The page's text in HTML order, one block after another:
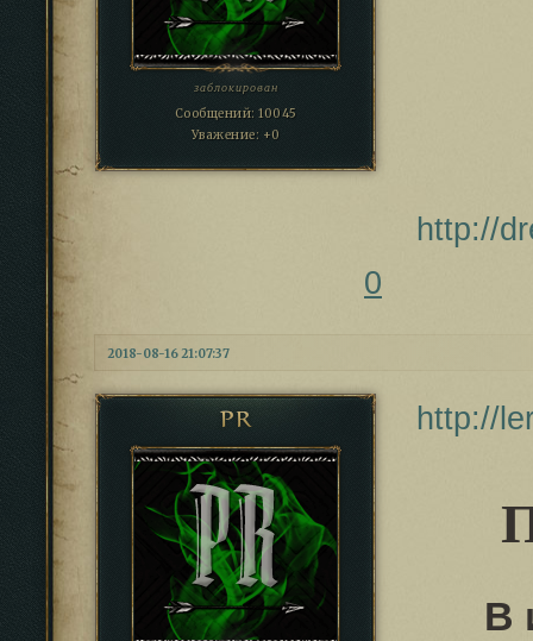
заблокирован
Сообщений: 10045
Уважение: +0
http://
0
2018-08-16 21:07:37
PR http://
В